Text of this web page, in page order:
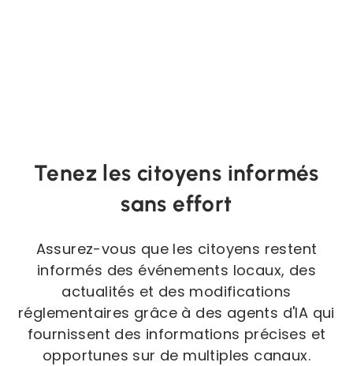
Tenez les citoyens informés
sans effort
Assurez-vous que les citoyens restent
informés des événements locaux, des
actualités et des modifications
réglementaires grâce à des agents d'IA qui
fournissent des informations précises et
opportunes sur de multiples canaux.